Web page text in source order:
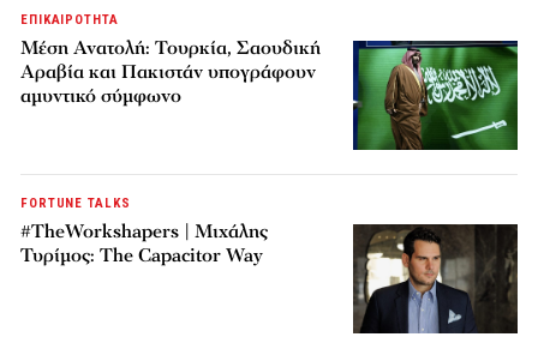
ΕΠΙΚΑΙΡΟΤΗΤΑ
Μέση Ανατολή: Τουρκία, Σαουδική
Αραβία και Πακιστάν υπογράφουν
αμυντικό σύμφωνο
FORTUNE TALKS
#TheWorkshapers | Μιχάλης
Τυρίμος: The Capacitor Way